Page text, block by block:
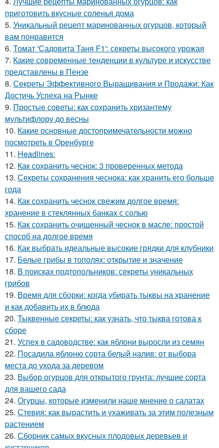
приготовить вкусные соленья дома
5. Уникальный рецепт маринованных огурцов, который
вам понравится
6. Томат 'Садовита Таня F1': секреты высокого урожая
7. Какие современные тенденции в культуре и искусстве
представлены в Пензе
8. Секреты Эффективного Выращивания и Продажи: Как
Достичь Успеха на Рынке
9. Простые советы: как сохранить хризантему
мультифлору до весны
10. Какие основные достопримечательности можно
посмотреть в Оренбурге
11. Headlines:
12. Как сохранить чеснок: 3 проверенных метода
13. Секреты сохранения чеснока: как хранить его больше
года
14. Как сохранить чеснок свежим долгое время:
хранение в стеклянных банках с солью
15. Как сохранить очищенный чеснок в масле: простой
способ на долгое время
16. Как выбрать идеальные высокие грядки для клубники
17. Белые грибы в тополях: открытие и значение
18. В поисках подтопольников: секреты уникальных
грибов
19. Время для сборки: когда убирать тыквы на хранение
и как добавить их в блюда
20. Тыквенные секреты: как узнать, что тыква готова к
сборе
21. Успех в садоводстве: как яблони выросли из семян
22. Посадила яблоню сорта белый налив: от выбора
места до ухода за деревом
23. Выбор огурцов для открытого грунта: лучшие сорта
для вашего сада
24. Огурцы, которые изменили наше мнение о салатах
25. Стевия: как вырастить и ухаживать за этим полезным
растением
26. Сборник самых вкусных плодовых деревьев и